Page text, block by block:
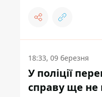
18:33, 09 березня
У поліції
справу ще не